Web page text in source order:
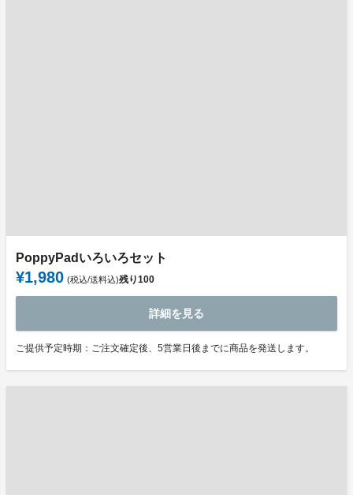
PoppyPadいろいろセット
¥1,980 (税込/送料込)残り100
詳細を見る
ご提供予定時期：ご注文確定後、5営業日後までに商品を発送します。